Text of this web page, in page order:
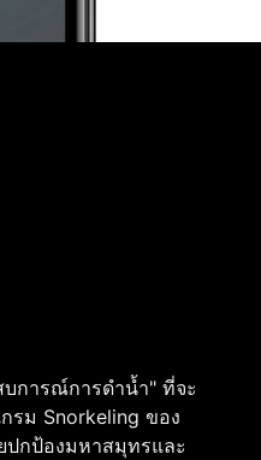
บการณ์การดำน้ำ" ที่จะ
รม Snorkeling ของ
ปกป้องมหาสมุทรและ